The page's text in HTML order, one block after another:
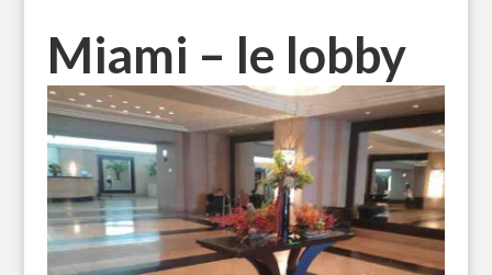
Miami – le lobby